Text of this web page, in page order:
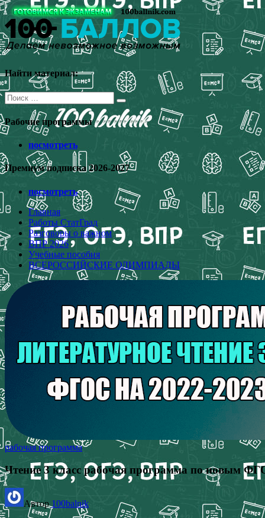
Перейти
к
содержимому
Найти материал:
Поиск
для:
Рабочие программы
посмотреть
Премиум подписка 2026-2027
посмотреть
Главная
Работы СтатГрад
Разговоры о важном
ВПР 2026
Учебные пособия
ВСЕРОССИЙСКИЕ ОЛИМПИАДЫ
рабочая программа
Чтение 3 класс рабочая программа по новым
Автор100balnik